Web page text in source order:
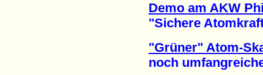
Demo am AKW
"Sichere
"Grüner" Atom-
noch